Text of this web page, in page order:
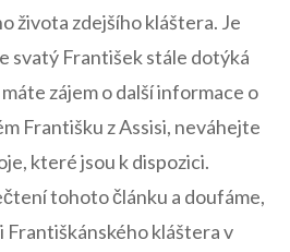
života zdejšího kláštera. Je⁤
⁤svatý František stále dotýká
zájem o další informace o
Františku z‍ Assisi, neváhejte
které ​jsou k ⁣dispozici.
⁤tohoto článku a doufáme,
Františkánského kláštera v